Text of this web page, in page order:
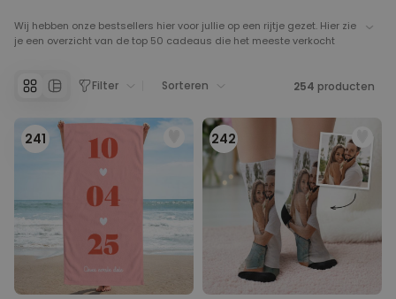
Wij hebben onze bestsellers hier voor jullie op een rijtje gezet. Hier zie
je een overzicht van de top 50 cadeaus die het meeste verkocht
personaliseerbare deurmatten tot eenhoorn pantoffels. Neem een
origineel cadeautje.
Filter Sorteren 254 producten
241 242